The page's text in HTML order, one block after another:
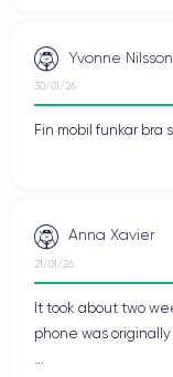
Yvonne Nilsson
30/01/26
Fin mobil funkar bra
Anna Xavier
21/01/26
It took about two
phone was